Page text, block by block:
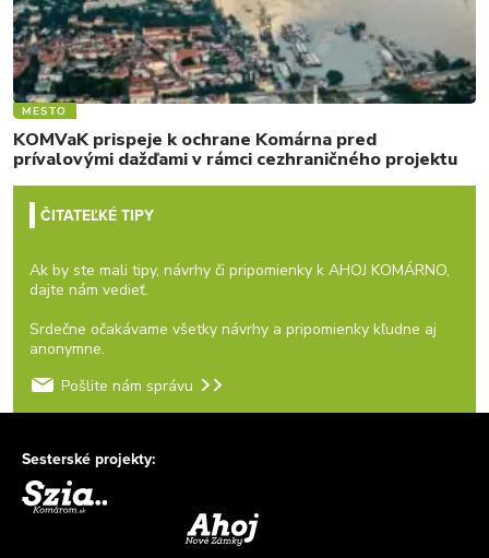
MESTO
KOMVaK prispeje k ochrane Komárna pred
prívalovými dažďami v rámci cezhraničného projektu
ČITATEĽKÉ TIPY
Ak by ste mali tipy, návrhy či pripomienky k AHOJ KOMÁRNO,
dajte nám vedieť.
Srdečne očakávame všetky návrhy a pripomienky kľudne aj
anonymne.
Pošlite nám správu
Sesterské projekty: